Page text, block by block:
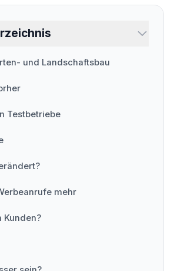
und Landschaftsbau
Testbetriebe
mehr
Kunden?